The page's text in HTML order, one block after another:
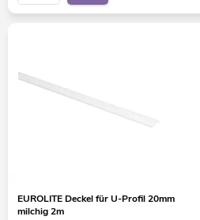
EUROLITE Deckel für U-Profil 20mm
milchig 2m